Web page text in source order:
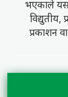
भएकाले
प्रकाशन